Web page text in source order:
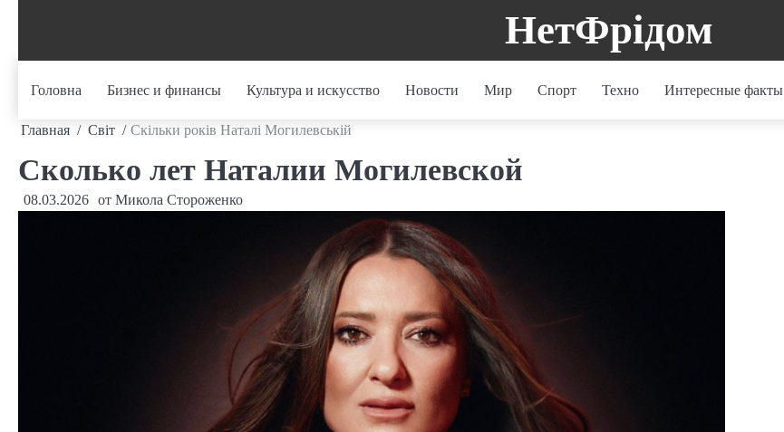
НетФрідом
Головна Бизнес и финансы Культура и искусство Новости Мир Спорт Техно Интересные факты
Главная Світ Скільки років Наталі Могилевській
Сколько лет Наталии Могилевской
08.03.2026 от Микола Стороженко